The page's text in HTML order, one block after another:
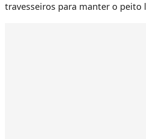
travesseiros para manter o peito